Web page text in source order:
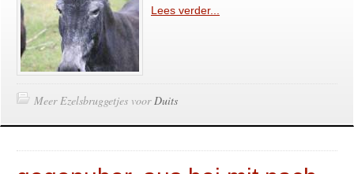
Lees verder...
Meer Ezelsbruggetjes voorDuits